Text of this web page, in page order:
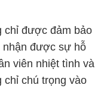
chỉ được đảm bảo
nhận được sự hỗ
viên nhiệt tình và
chỉ chú trọng vào